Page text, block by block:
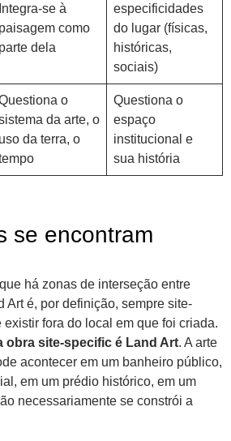
Integra-se à
paisagem como
parte dela
especificidades
do lugar (físicas,
históricas,
sociais)
o
da arte, o
uso da terra, o
Questiona o
espaço
institucional e
sua história
se encontram
há zonas de interseção entre
Art é, por definição, sempre site-
fora do local em que foi criada.
obra site-specific é Land Art. A arte
acontecer em um banheiro público,
em um prédio histórico, em um
necessariamente se constrói a